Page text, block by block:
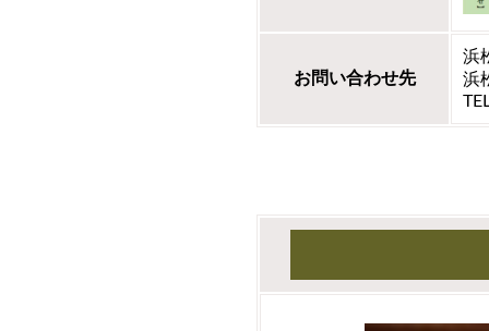
お問い合わせ先
浜
浜